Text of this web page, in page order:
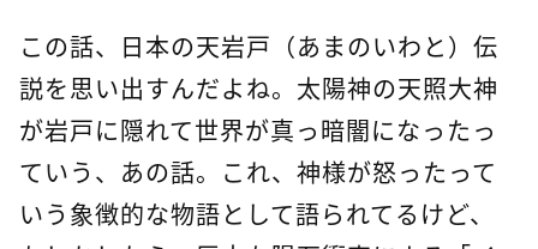
この話、日本の天岩戸（あまのいわと）伝
説を思い出すんだよね。太陽神の天照大神
が岩戸に隠れて世界が真っ暗闇になったっ
ていう、あの話。これ、神様が怒ったって
いう象徴的な物語として語られてるけど、